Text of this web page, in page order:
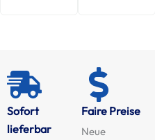
Sofort
lieferbar
Faire Preise
Neue